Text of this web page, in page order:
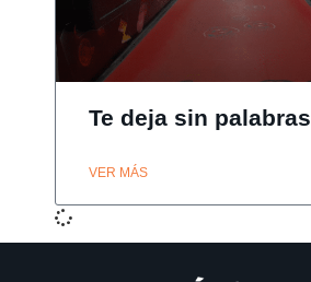
Te deja sin palabras
VER MÁS